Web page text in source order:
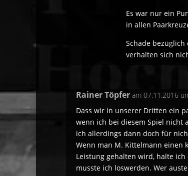
Es war nur ein
in allen
Schade
verhalten sich
Rainer Töpfer am 07.11.2016
Dass wir in unserer Dritten ein
wenn ich bei diesem Spiel nicht
ich allerdings dann doch für
Wenn man M. Kittelmann einen
Leistung gehalten wird, halte
musste ich loswerden. Wer